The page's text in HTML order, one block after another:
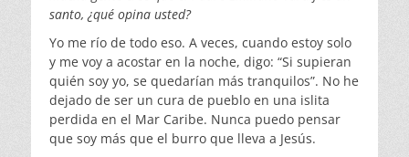
santo, ¿qué opina usted?
Yo me río de todo eso. A veces, cuando estoy solo
y me voy a acostar en la noche, digo: “Si supieran
quién soy yo, se quedarían más tranquilos”. No he
dejado de ser un cura de pueblo en una islita
perdida en el Mar Caribe. Nunca puedo pensar
que soy más que el burro que lleva a Jesús.